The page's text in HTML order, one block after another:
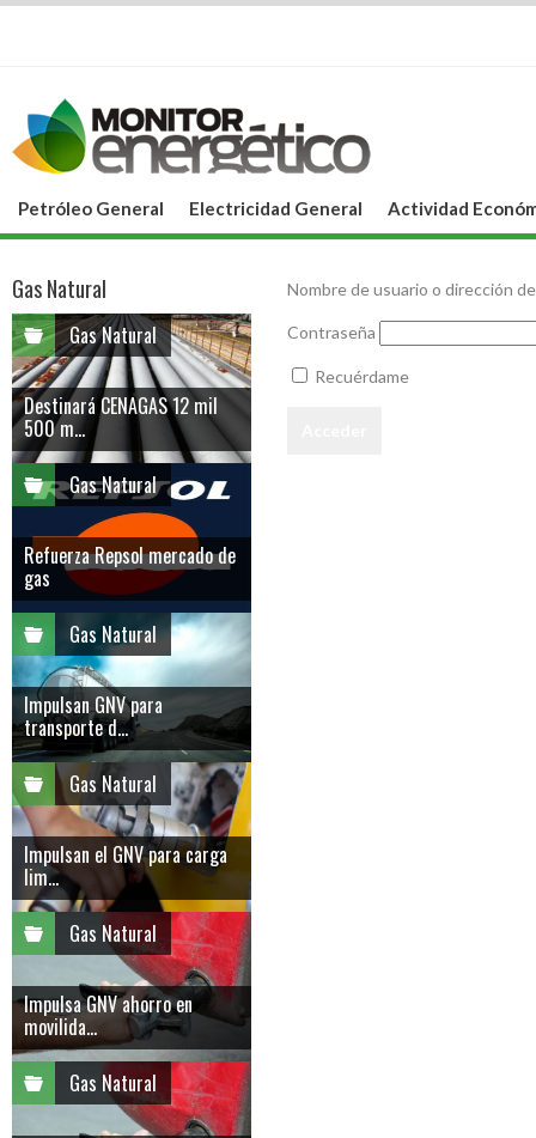
Petróleo General Electricidad General Actividad
Nombre de usuario o dirección
Contraseña
Recuérdame
Gas Natural
Gas Natural
Destinará CENAGAS 12 mil
500 m...
Gas Natural
Refuerza Repsol mercado de
gas
Gas Natural
Impulsan GNV para
transporte d...
Gas Natural
Impulsan el GNV para carga
lim...
Gas Natural
Impulsa GNV ahorro en
movilida...
Gas Natural